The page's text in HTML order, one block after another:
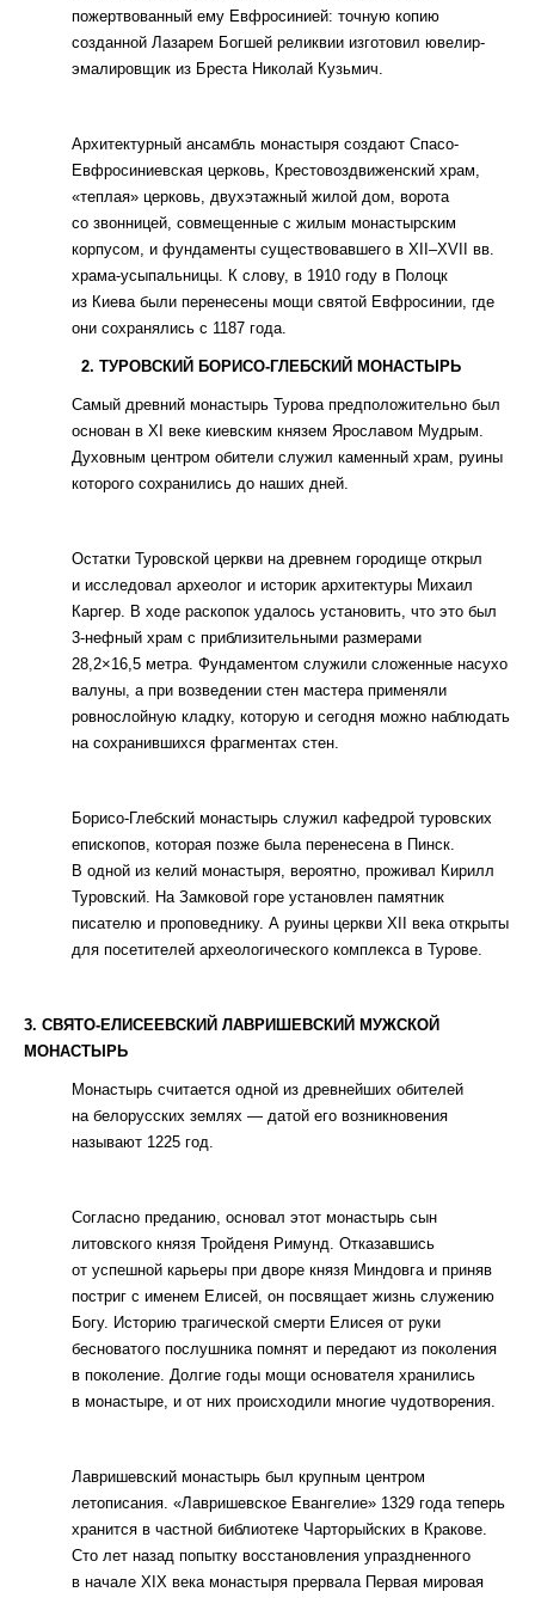
пожертвованный ему Евфросинией: точную копию
созданной Лазарем Богшей реликвии изготовил ювелир-
эмалировщик из Бреста Николай Кузьмич.
Архитектурный ансамбль монастыря создают Спасо-
Евфросиниевская церковь, Крестовоздвиженский храм,
«теплая» церковь, двухэтажный жилой дом, ворота
со звонницей, совмещенные с жилым монастырским
корпусом, и фундаменты существовавшего в XII–XVII вв.
храма-усыпальницы. К слову, в 1910 году в Полоцк
из Киева были перенесены мощи святой Евфросинии, где
они сохранялись с 1187 года.
2. ТУРОВСКИЙ БОРИСО-ГЛЕБСКИЙ МОНАСТЫРЬ
Самый древний монастырь Турова предположительно был
основан в XI веке киевским князем Ярославом Мудрым.
Духовным центром обители служил каменный храм, руины
которого сохранились до наших дней.
Остатки Туровской церкви на древнем городище открыл
и исследовал археолог и историк архитектуры Михаил
Каргер. В ходе раскопок удалось установить, что это был
3-нефный храм с приблизительными размерами
28,2×16,5 метра. Фундаментом служили сложенные насухо
валуны, а при возведении стен мастера применяли
ровнослойную кладку, которую и сегодня можно наблюдать
на сохранившихся фрагментах стен.
Борисо-Глебский монастырь служил кафедрой туровских
епископов, которая позже была перенесена в Пинск.
В одной из келий монастыря, вероятно, проживал Кирилл
Туровский. На Замковой горе установлен памятник
писателю и проповеднику. А руины церкви XII века открыты
для посетителей археологического комплекса в Турове.
3. СВЯТО-ЕЛИСЕЕВСКИЙ ЛАВРИШЕВСКИЙ МУЖСКОЙ
МОНАСТЫРЬ
Монастырь считается одной из древнейших обителей
на белорусских землях — датой его возникновения
называют 1225 год.
Согласно преданию, основал этот монастырь сын
литовского князя Тройденя Римунд. Отказавшись
от успешной карьеры при дворе князя Миндовга и приняв
постриг с именем Елисей, он посвящает жизнь служению
Богу. Историю трагической смерти Елисея от руки
бесноватого послушника помнят и передают из поколения
в поколение. Долгие годы мощи основателя хранились
в монастыре, и от них происходили многие чудотворения.
Лавришевский монастырь был крупным центром
летописания. «Лавришевское Евангелие» 1329 года теперь
хранится в частной библиотеке Чарторыйских в Кракове.
Сто лет назад попытку восстановления упраздненного
в начале ХIХ века монастыря прервала Первая мировая